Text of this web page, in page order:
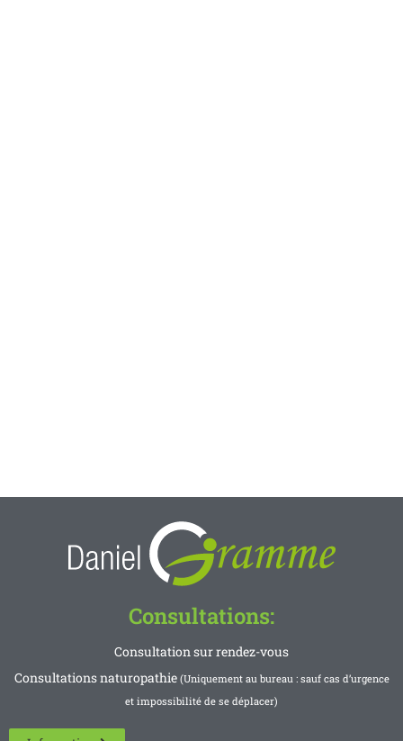
Consultations:
Consultation sur rendez-vous
Consultations naturopathie (Uniquement au bureau : sauf cas d’urgence
et impossibilité de se déplacer)